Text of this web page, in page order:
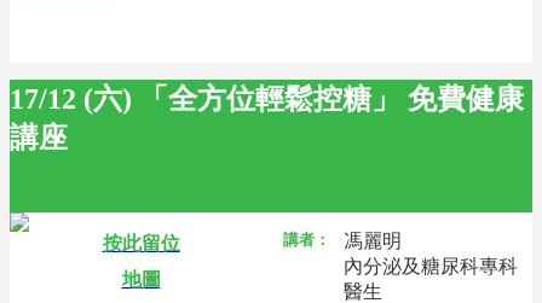
17/12 (六) 「全方位輕鬆控糖」 免費健康
講座
按此留位
地圖
講者：
馮麗明
內分泌及糖尿科專科
醫生